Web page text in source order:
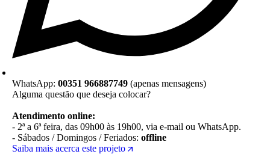
WhatsApp: 00351 966887749 (apenas mensagens)
Alguma questão que deseja colocar?
Atendimento online:
- 2ª a 6ª feira, das 09h00 às 19h00, via e-mail ou WhatsApp.
- Sábados / Domingos / Feriados: offline
Saiba mais acerca este projeto